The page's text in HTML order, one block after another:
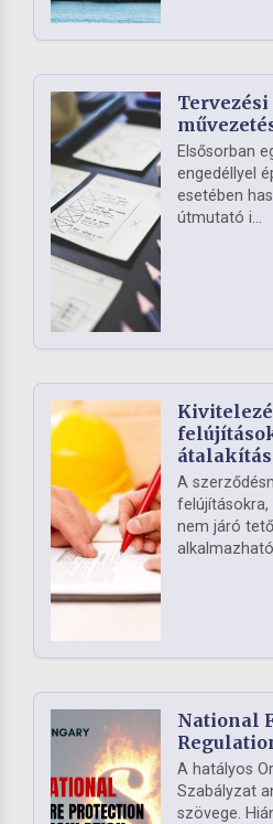
Elsősorban
engedéllyel
esetében
útmutató i...
A
felújításokra,
nem járó
National
A hatályos
Szabályzat
szövege.